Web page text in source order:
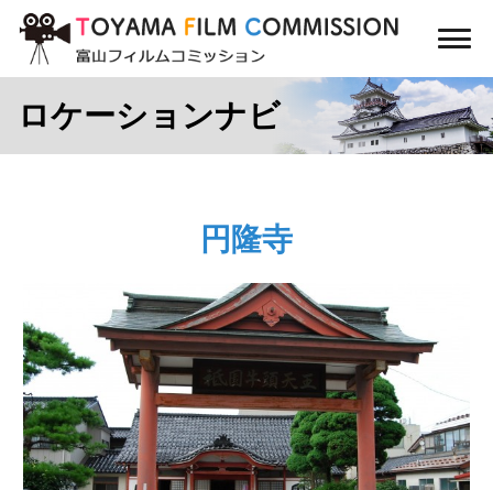
ニ
ュ
ー
ロケーションナビ
円隆寺